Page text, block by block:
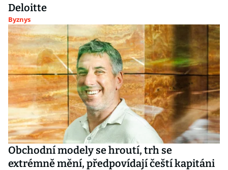
Deloitte
Byznys
Obchodní modely se hroutí, trh se
extrémně mění, předpovídají čeští kapitáni